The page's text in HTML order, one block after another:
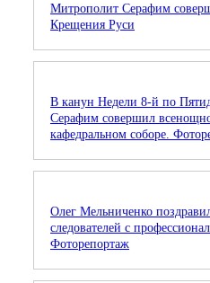
Митрополит Серафим
Крещения Руси
В канун Недели 8-й по
Серафим совершил
кафедральном соборе.
Олег Мельниченко
следователей с
Фоторепортаж